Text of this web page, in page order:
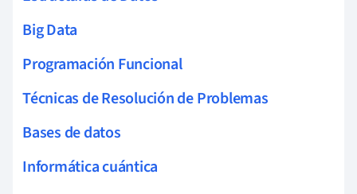
Big Data
Programación Funcional
Técnicas de Resolución de Problemas
Bases de datos
Informática cuántica